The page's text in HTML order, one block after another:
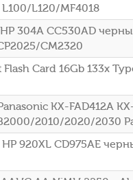
L120/MF4018
304A CC530AD
CM2320
Card 16Gb 133x
KX-FAD412A
2010/2020/2030
920XL CD975AE